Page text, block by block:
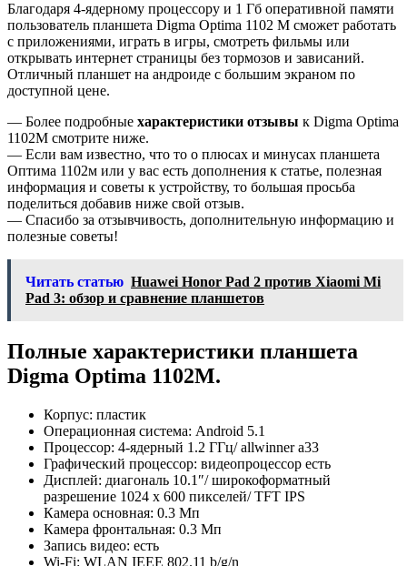
Благодаря 4-ядерному процессору и 1 Гб оперативной памяти
пользователь планшета Digma Optima 1102 M сможет работать
с приложениями, играть в игры, смотреть фильмы или
открывать интернет страницы без тормозов и зависаний.
Отличный планшет на андроиде с большим экраном по
доступной цене.
— Более подробные характеристики отзывы к Digma Optima
1102M смотрите ниже.
— Если вам известно, что то о плюсах и минусах планшета
Оптима 1102м или у вас есть дополнения к статье, полезная
информация и советы к устройству, то большая просьба
поделиться добавив ниже свой отзыв.
— Спасибо за отзывчивость, дополнительную информацию и
полезные советы!
Читать статью Huawei Honor Pad 2 против Xiaomi Mi
Pad 3: обзор и сравнение планшетов
Полные характеристики планшета
Digma Optima 1102M.
Корпус: пластик
Операционная система: Android 5.1
Процессор: 4-ядерный 1.2 ГГц/ allwinner a33
Графический процессор: видеопроцессор есть
Дисплей: диагональ 10.1″/ широкоформатный
разрешение 1024 х 600 пикселей/ TFT IPS
Камера основная: 0.3 Мп
Камера фронтальная: 0.3 Мп
Запись видео: есть
Wi-Fi: WLAN IEEE 802.11 b/g/n